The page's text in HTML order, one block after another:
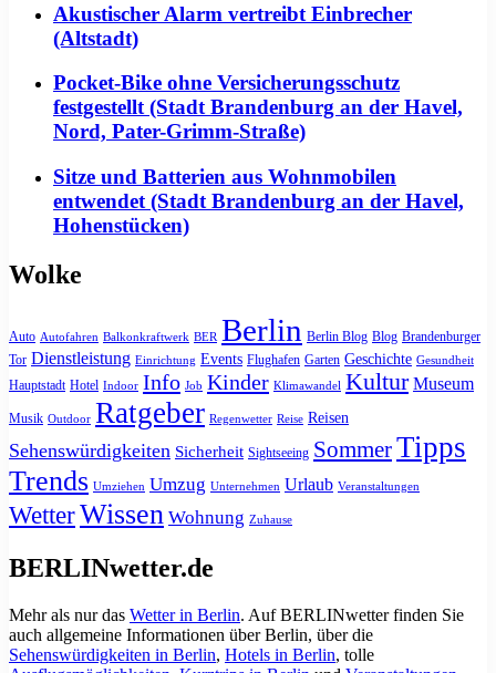
Akustischer Alarm vertreibt Einbrecher
(Altstadt)
Pocket-Bike ohne Versicherungsschutz
festgestellt (Stadt Brandenburg an der Havel,
Nord, Pater-Grimm-Straße)
Sitze und Batterien aus Wohnmobilen
entwendet (Stadt Brandenburg an der Havel,
Hohenstücken)
Wolke
Auto Autofahren Balkonkraftwerk BER Berlin Berlin Blog Blog Brandenburger
Tor Dienstleistung Einrichtung Events Flughafen Garten Geschichte Gesundheit
Hauptstadt Hotel Indoor Info Job Kinder Klimawandel Kultur Museum
Musik Outdoor Ratgeber Regenwetter Reise Reisen
Sehenswürdigkeiten Sicherheit Sightseeing SommerTipps
Trends Umziehen Umzug Unternehmen Urlaub Veranstaltungen
WetterWissen Wohnung Zuhause
BERLINwetter.de
Mehr als nur das Wetter in Berlin. Auf BERLINwetter finden Sie
auch allgemeine Informationen über Berlin, über die
Sehenswürdigkeiten in Berlin, Hotels in Berlin, tolle